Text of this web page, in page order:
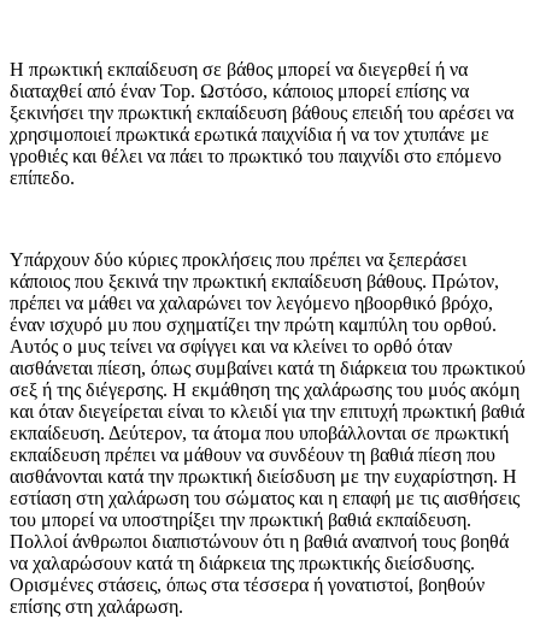
Η πρωκτική εκπαίδευση σε βάθος μπορεί να διεγερθεί ή να
διαταχθεί από έναν Top. Ωστόσο, κάποιος μπορεί επίσης να
ξεκινήσει την πρωκτική εκπαίδευση βάθους επειδή του αρέσει να
χρησιμοποιεί πρωκτικά ερωτικά παιχνίδια ή να τον χτυπάνε με
γροθιές και θέλει να πάει το πρωκτικό του παιχνίδι στο επόμενο
επίπεδο.
Υπάρχουν δύο κύριες προκλήσεις που πρέπει να ξεπεράσει
κάποιος που ξεκινά την πρωκτική εκπαίδευση βάθους. Πρώτον,
πρέπει να μάθει να χαλαρώνει τον λεγόμενο ηβοορθικό βρόχο,
έναν ισχυρό μυ που σχηματίζει την πρώτη καμπύλη του ορθού.
Αυτός ο μυς τείνει να σφίγγει και να κλείνει το ορθό όταν
αισθάνεται πίεση, όπως συμβαίνει κατά τη διάρκεια του πρωκτικού
σεξ ή της διέγερσης. Η εκμάθηση της χαλάρωσης του μυός ακόμη
και όταν διεγείρεται είναι το κλειδί για την επιτυχή πρωκτική βαθιά
εκπαίδευση. Δεύτερον, τα άτομα που υποβάλλονται σε πρωκτική
εκπαίδευση πρέπει να μάθουν να συνδέουν τη βαθιά πίεση που
αισθάνονται κατά την πρωκτική διείσδυση με την ευχαρίστηση. Η
εστίαση στη χαλάρωση του σώματος και η επαφή με τις αισθήσεις
του μπορεί να υποστηρίξει την πρωκτική βαθιά εκπαίδευση.
Πολλοί άνθρωποι διαπιστώνουν ότι η βαθιά αναπνοή τους βοηθά
να χαλαρώσουν κατά τη διάρκεια της πρωκτικής διείσδυσης.
Ορισμένες στάσεις, όπως στα τέσσερα ή γονατιστοί, βοηθούν
επίσης στη χαλάρωση.